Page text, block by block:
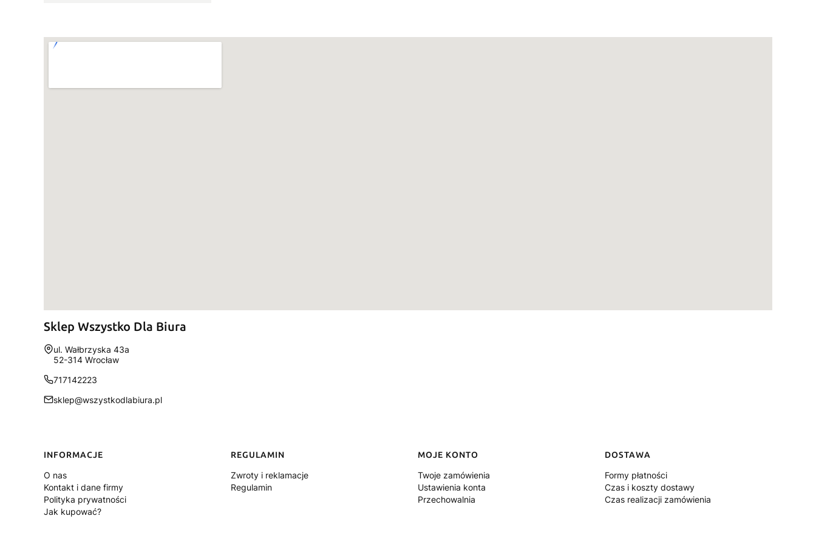
Sklep Wszystko Dla Biura
Adres:
ul. Wałbrzyska 43a
52-314 Wrocław
717142223
sklep@wszystkodlabiura.pl
Linki w stopce
INFORMACJE
O nas
Kontakt i dane firmy
Polityka prywatności
Jak kupować?
REGULAMIN
Zwroty i reklamacje
Regulamin
MOJE KONTO
Twoje zamówienia
Ustawienia konta
Przechowalnia
DOSTAWA
Formy płatności
Czas i koszty dostawy
Czas realizacji zamówienia